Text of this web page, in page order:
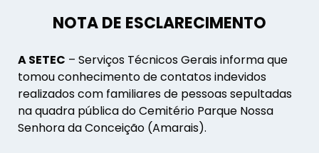
NOTA DE ESCLARECIMENTO
A SETEC – Serviços Técnicos Gerais informa que
tomou conhecimento de contatos indevidos
realizados com familiares de pessoas sepultadas
na quadra pública do Cemitério Parque Nossa
Senhora da Conceição (Amarais).